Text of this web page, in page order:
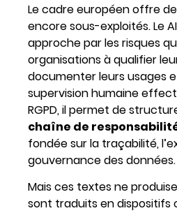
Le cadre européen offre
encore sous-exploités. Le
approche par les risques
organisations à qualifier
documenter leurs usages
supervision humaine
RGPD, il permet de
chaîne de
fondée sur la traçabilité,
gouvernance des données.
Mais ces textes ne
sont traduits en dispositifs